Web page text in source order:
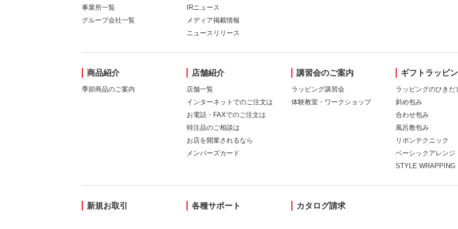
事業所一覧
グループ会社一覧
IRニュース
メディア掲載情報
ニュースリリース
商品紹介
季節商品のご案内
店舗紹介
店舗一覧
インターネットでのご注文は
お電話・FAXでのご注文は
特注品のご相談は
お店を開業されるなら
メンバーズカード
講習会のご案内
ラッピング講習会
体験教室・ワークショップ
ギフトラッピ
ラッピングのひきだ
斜め包み
合わせ包み
風呂敷包み
リボンテクニック
ベーシックアレンジ
STYLE WRAPPING
新規お取引 各種サポート カタログ請求